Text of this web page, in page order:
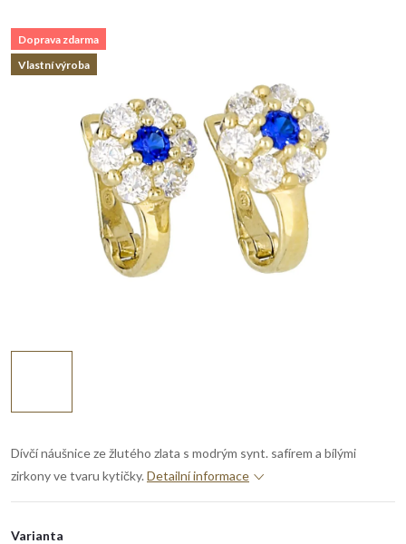
Doprava zdarma
Vlastní výroba
Dívčí náušnice ze žlutého zlata s modrým synt. safírem a bílými
zirkony ve tvaru kytičky. Detailní informace
Varianta